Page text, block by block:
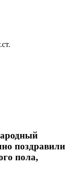
поздравили
пола,